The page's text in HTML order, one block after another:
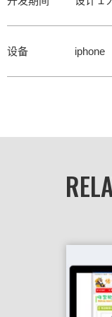
设备 iphone